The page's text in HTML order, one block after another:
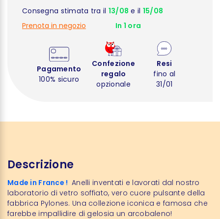
Consegna stimata tra il 13/08 e il 15/08
Prenota in negozio
In 1 ora
Pagamento
100% sicuro
Confezione
regalo
opzionale
Resi
fino al
31/01
Descrizione
Made in France ! Anelli inventati e lavorati dal nostro
laboratorio di vetro soffiato, vero cuore pulsante della
fabbrica Pylones. Una collezione iconica e famosa che
farebbe impallidire di gelosia un arcobaleno!